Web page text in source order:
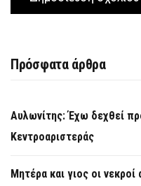
Πρόσφατα άρθρα
Αυλωνίτης: Έχω δεχθεί
Κεντροαριστεράς
Μητέρα και γιος οι